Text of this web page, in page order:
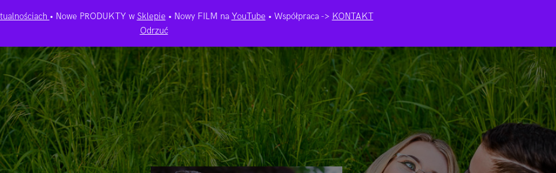
• Nowe PRODUKTY w Sklepie • Nowy FILM na YouTube • Współpraca -> KONTAKT
Odrzuć